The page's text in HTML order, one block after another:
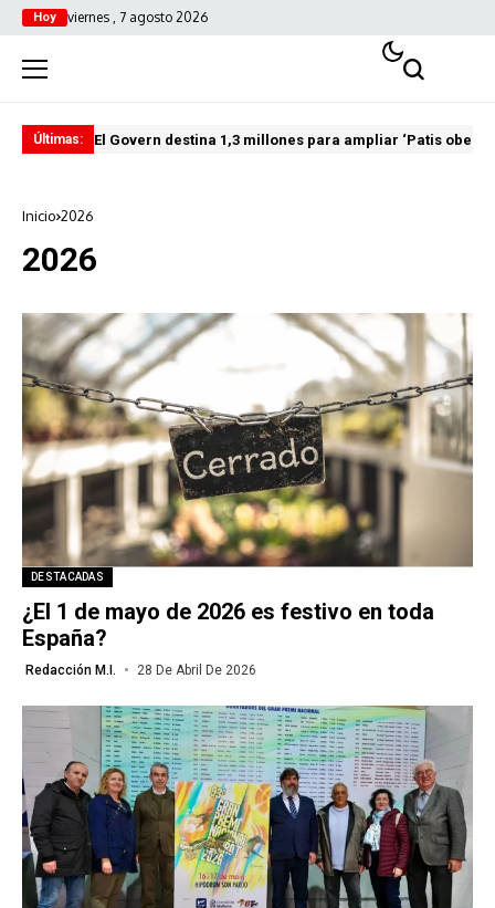
Hoy viernes , 7 agosto 2026
Últimas: El Govern destina 1,3 millones para ampliar ‘Patis
Inicio 2026
2026
DESTACADAS
¿El 1 de mayo de 2026 es festivo en toda
España?
Redacción M.I. 28 De Abril De 2026